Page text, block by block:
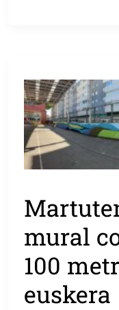
mural
100
euskera